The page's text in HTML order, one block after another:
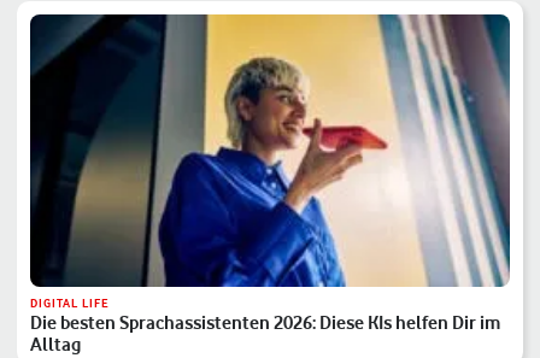
DIGITAL LIFE
Die besten Sprachassistenten 2026: Diese KIs helfen Dir im
Alltag